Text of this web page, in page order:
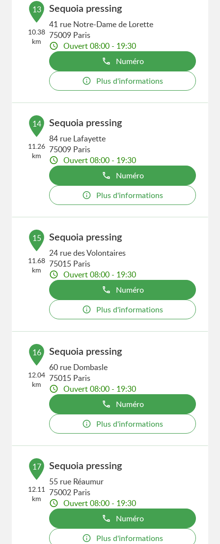
13
10.38
km
Sequoia pressing
41 rue Notre-Dame de Lorette
75009 Paris
Ouvert 08:00 - 19:30
Numéro
Plus d'informations
14
11.26
km
Sequoia pressing
84 rue Lafayette
75009 Paris
Ouvert 08:00 - 19:30
Numéro
Plus d'informations
15
11.68
km
Sequoia pressing
24 rue des Volontaires
75015 Paris
Ouvert 08:00 - 19:30
Numéro
Plus d'informations
16
12.04
km
Sequoia pressing
60 rue Dombasle
75015 Paris
Ouvert 08:00 - 19:30
Numéro
Plus d'informations
17
12.11
km
Sequoia pressing
55 rue Réaumur
75002 Paris
Ouvert 08:00 - 19:30
Numéro
Plus d'informations